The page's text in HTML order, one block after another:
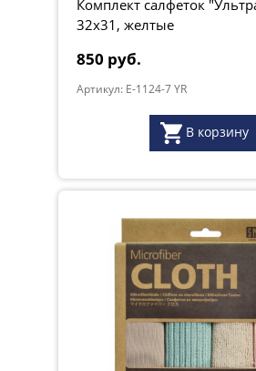
Комплект салфеток
32х31, желтые
850 руб.
Артикул: E-1124-7 YR
В корзину